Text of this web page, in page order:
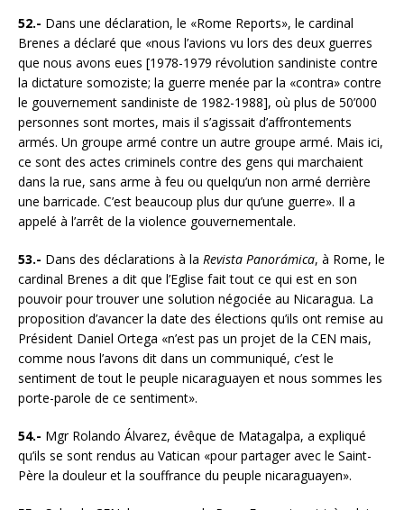
52.- Dans une déclaration, le «Rome Reports», le cardinal
Brenes a déclaré que «nous l’avions vu lors des deux guerres
que nous avons eues [1978-1979 révolution sandiniste contre
la dictature somoziste; la guerre menée par la «contra» contre
le gouvernement sandiniste de 1982-1988], où plus de 50’000
personnes sont mortes, mais il s’agissait d’affrontements
armés. Un groupe armé contre un autre groupe armé. Mais ici,
ce sont des actes criminels contre des gens qui marchaient
dans la rue, sans arme à feu ou quelqu’un non armé derrière
une barricade. C’est beaucoup plus dur qu’une guerre». Il a
appelé à l’arrêt de la violence gouvernementale.
53.- Dans des déclarations à la Revista Panorámica, à Rome, le
cardinal Brenes a dit que l’Eglise fait tout ce qui est en son
pouvoir pour trouver une solution négociée au Nicaragua. La
proposition d’avancer la date des élections qu’ils ont remise au
Président Daniel Ortega «n’est pas un projet de la CEN mais,
comme nous l’avons dit dans un communiqué, c’est le
sentiment de tout le peuple nicaraguayen et nous sommes les
porte-parole de ce sentiment».
54.- Mgr Rolando Álvarez, évêque de Matagalpa, a expliqué
qu’ils se sont rendus au Vatican «pour partager avec le Saint-
Père la douleur et la souffrance du peuple nicaraguayen».